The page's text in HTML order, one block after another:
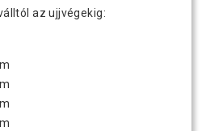
az ujjvégekig: